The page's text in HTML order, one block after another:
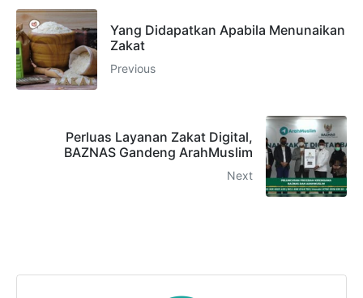
Yang Didapatkan Apabila Menunaikan
Zakat
Previous
Perluas Layanan Zakat Digital,
BAZNAS Gandeng ArahMuslim
Next